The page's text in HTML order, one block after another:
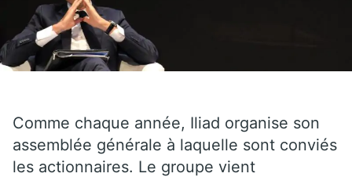
Comme chaque année, Iliad organise son
assemblée générale à laquelle sont conviés
les actionnaires. Le groupe vient